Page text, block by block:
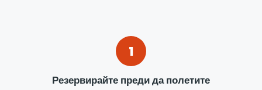
1
Резервирайте преди да полетите